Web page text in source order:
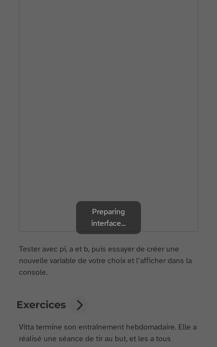
Tester avec pi, a et b, puis essayer de créer une
nouvelle variable de votre choix et l’afficher dans la
console.
Exercices
Vitta termine son entraînement hebdomadaire. Elle a
réalisé une séance de tir au but, et les a tous
Preparing
interface...